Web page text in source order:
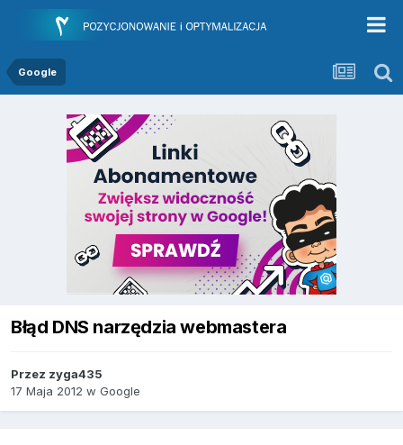
Google
Błąd DNS narzędzia webmastera
Przez zyga435
17 Maja 2012 w Google